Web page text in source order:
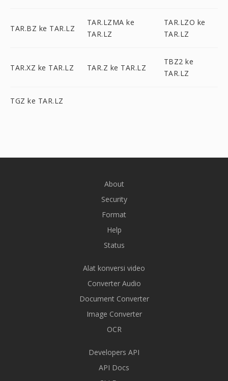
TAR.BZ ke TAR.LZ
TAR.LZMA ke
TAR.LZ
TAR.LZO ke
TAR.LZ
TAR.XZ ke TAR.LZ TAR.Z ke TAR.LZ
TBZ2 ke
TAR.LZ
TGZ ke TAR.LZ
About
Security
Format
Help
Status
Alat konversi video
Converter Audio
Document Converter
Image Converter
OCR
Developers API
API Docs